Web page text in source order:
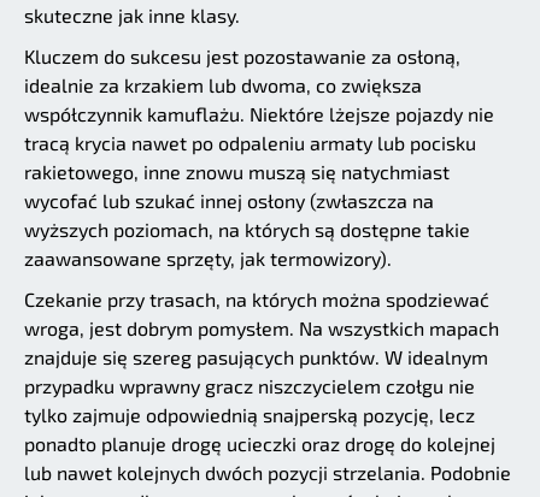
skuteczne jak inne klasy.
Kluczem do sukcesu jest pozostawanie za osłoną,
idealnie za krzakiem lub dwoma, co zwiększa
współczynnik kamuflażu. Niektóre lżejsze pojazdy nie
tracą krycia nawet po odpaleniu armaty lub pocisku
rakietowego, inne znowu muszą się natychmiast
wycofać lub szukać innej osłony (zwłaszcza na
wyższych poziomach, na których są dostępne takie
zaawansowane sprzęty, jak termowizory).
Czekanie przy trasach, na których można spodziewać
wroga, jest dobrym pomysłem. Na wszystkich mapach
znajduje się szereg pasujących punktów. W idealnym
przypadku wprawny gracz niszczycielem czołgu nie
tylko zajmuje odpowiednią snajperską pozycję, lecz
ponadto planuje drogę ucieczki oraz drogę do kolejnej
lub nawet kolejnych dwóch pozycji strzelania. Podobnie